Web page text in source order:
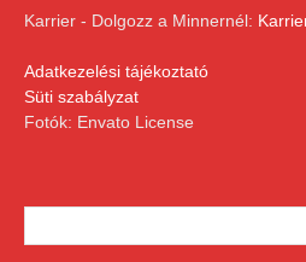
Karrier - Dolgozz a Minnernél:
Adatkezelési tájékoztató
Süti szabályzat
Fotók: Envato License